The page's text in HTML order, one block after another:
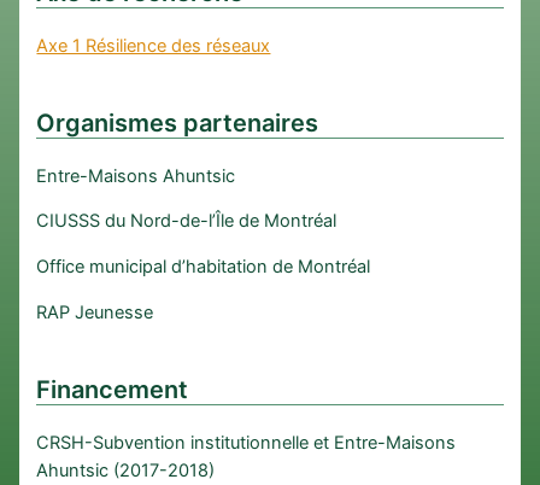
Axe 1 Résilience des réseaux
Organismes partenaires
Entre-Maisons Ahuntsic
CIUSSS du Nord-de-l’Île de Montréal
Office municipal d’habitation de Montréal
RAP Jeunesse
Financement
CRSH-Subvention institutionnelle et Entre-Maisons
Ahuntsic (2017-2018)